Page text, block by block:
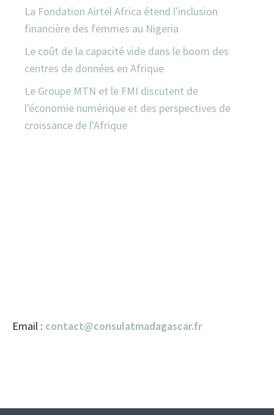
La Fondation Airtel Africa étend l'inclusion
financière des femmes au Nigeria
Le coût de la capacité vide dans le boom des
centres de données en Afrique
Le Groupe MTN et le FMI discutent de
l'économie numérique et des perspectives de
croissance de l'Afrique
Email : contact@consulatmadagascar.fr